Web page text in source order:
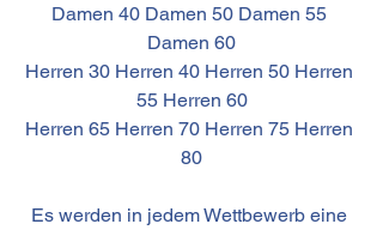
Damen 40 Damen 50 Damen 55
Damen 60
Herren 30 Herren 40 Herren 50 Herren
55 Herren 60
Herren 65 Herren 70 Herren 75 Herren
80
Es werden in jedem Wettbewerb eine